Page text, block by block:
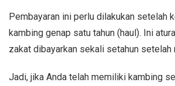
Pembayaran ini perlu dilakukan setelah
kambing genap satu tahun (haul). Ini
zakat dibayarkan sekali setahun setelah
Jadi, jika Anda telah memiliki kambing